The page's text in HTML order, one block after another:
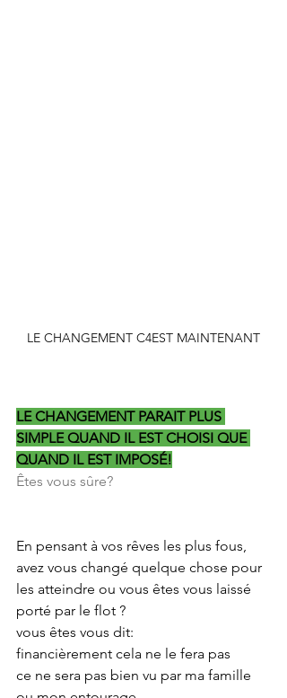
LE CHANGEMENT C4EST MAINTENANT
LE CHANGEMENT PARAIT PLUS
SIMPLE QUAND IL EST CHOISI QUE
QUAND IL EST IMPOSÉ!
Êtes vous sûre?
En pensant à vos rêves les plus fous,
avez vous changé quelque chose pour
les atteindre ou vous êtes vous laissé
porté par le flot ?
vous êtes vous dit:
financièrement cela ne le fera pas
ce ne sera pas bien vu par ma famille